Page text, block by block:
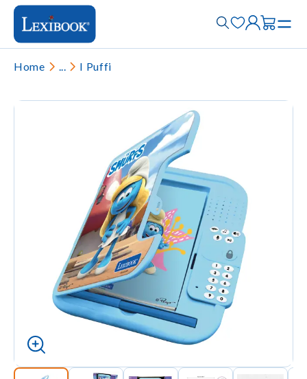
Home ... I Puffi